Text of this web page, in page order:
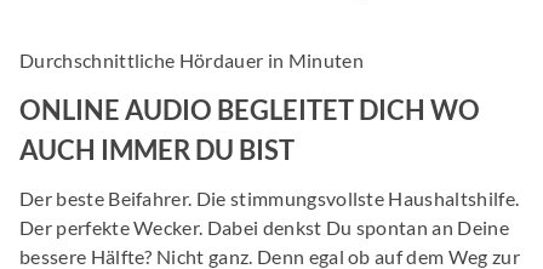
Durchschnittliche Hördauer in Minuten
ONLINE AUDIO BEGLEITET DICH WO
AUCH IMMER DU BIST
Der beste Beifahrer. Die stimmungsvollste Haushaltshilfe.
Der perfekte Wecker. Dabei denkst Du spontan an Deine
bessere Hälfte? Nicht ganz. Denn egal ob auf dem Weg zur